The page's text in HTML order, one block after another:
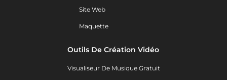
Site Web
Maquette
Outils De Création Vidéo
Visualiseur De Musique Gratuit